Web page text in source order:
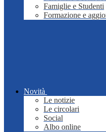
Famiglie e Studenti
Formazione e
Novità
Le notizie
Le circolari
Social
Albo online